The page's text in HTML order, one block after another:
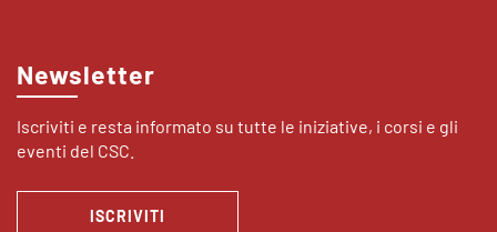
Newsletter
Iscriviti e resta informato su tutte le iniziative, i corsi e gli
eventi del CSC.
ISCRIVITI